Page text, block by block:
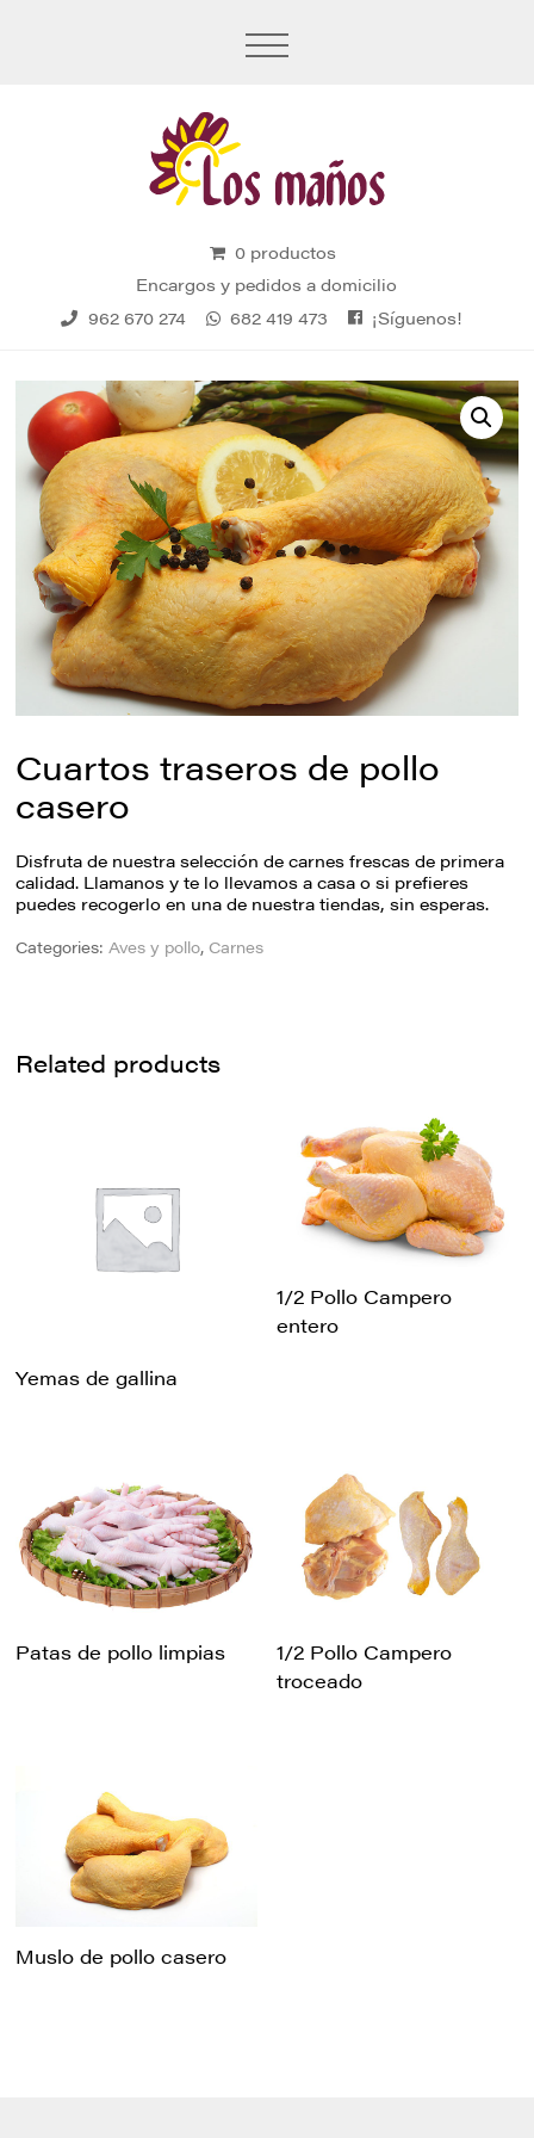
0 productos
Encargos y pedidos a domicilio
962 670 274
682 419 473 ¡Síguenos!
Cuartos traseros de pollo
casero
Disfruta de nuestra selección de carnes frescas de primera
calidad. Llamanos y te lo llevamos a casa o si prefieres
puedes recogerlo en una de nuestra tiendas, sin esperas.
Categories: Aves y pollo,Carnes
Related products
Yemas de gallina
1/2 Pollo Campero
entero
Patas de pollo limpias
1/2 Pollo Campero
troceado
Muslo de pollo casero